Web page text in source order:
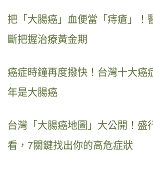
把「大腸癌」血便當「痔瘡」！
斷把握治療黃金期
癌症時鐘再度撥快！台灣十大癌
年是大腸癌
台灣「大腸癌地圖」大公開！盛
看，7關鍵找出你的高危症狀